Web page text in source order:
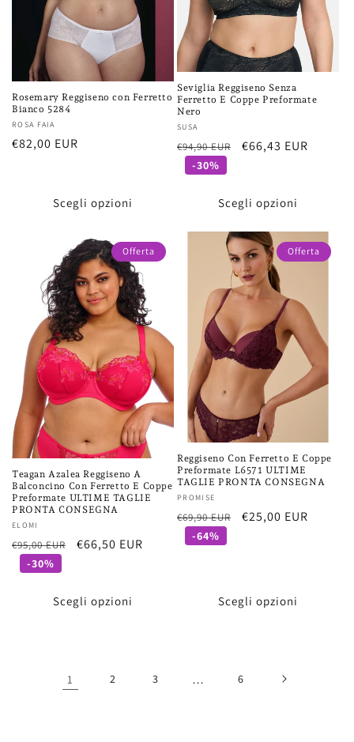
Rosemary Reggiseno con Ferretto
Bianco 5284
Fornitore:
ROSA FAIA
Prezzo
€82,00 EUR
Scegli opzioni
Seviglia Reggiseno Senza
Ferretto E Coppe Preformate
Nero
Fornitore:
SUSA
Prezzo
€94,90 EUR
Prezzo
€66,43 EUR
-30%
Scegli opzioni
Offerta
Teagan Azalea Reggiseno A
Balconcino Con Ferretto E Coppe
Preformate ULTIME TAGLIE
PRONTA CONSEGNA
Fornitore:
ELOMI
Prezzo
€95,00 EUR
Prezzo
€66,50 EUR
-30%
Scegli opzioni
Offerta
Reggiseno Con Ferretto E Coppe
Preformate L6571 ULTIME
TAGLIE PRONTA CONSEGNA
Fornitore:
PROMISE
Prezzo
€69,90 EUR
Prezzo
€25,00 EUR
-64%
Scegli opzioni
1 2 3 … 6